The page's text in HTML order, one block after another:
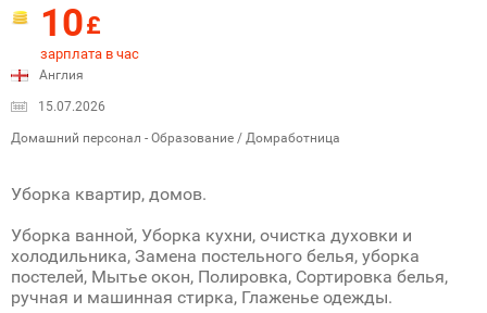
10£
зарплата в час
Англия
15.07.2026
Домашний персонал - Образование / Домработница
Уборка квартир, домoв.
Уборка ванной, Уборка кухни, очистка духовки и
холодильника, Замена постельного белья, уборка
постелей, Мытье окон, Полировка, Сортировка белья,
ручная и машинная стирка, Глаженье одежды.